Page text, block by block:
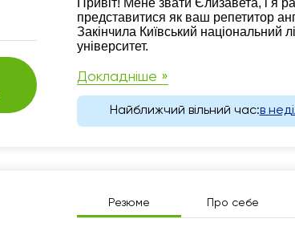
представитися як ваш репетитор
Закінчила Київський національний
університет.
Докладніше »
Найближчий вільний час:в
Резюме Про себе